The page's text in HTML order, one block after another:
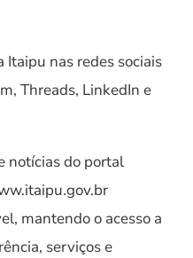
Itaipu nas redes sociais
Threads, LinkedIn e
notícias do portal
mantendo o acesso a
serviços e